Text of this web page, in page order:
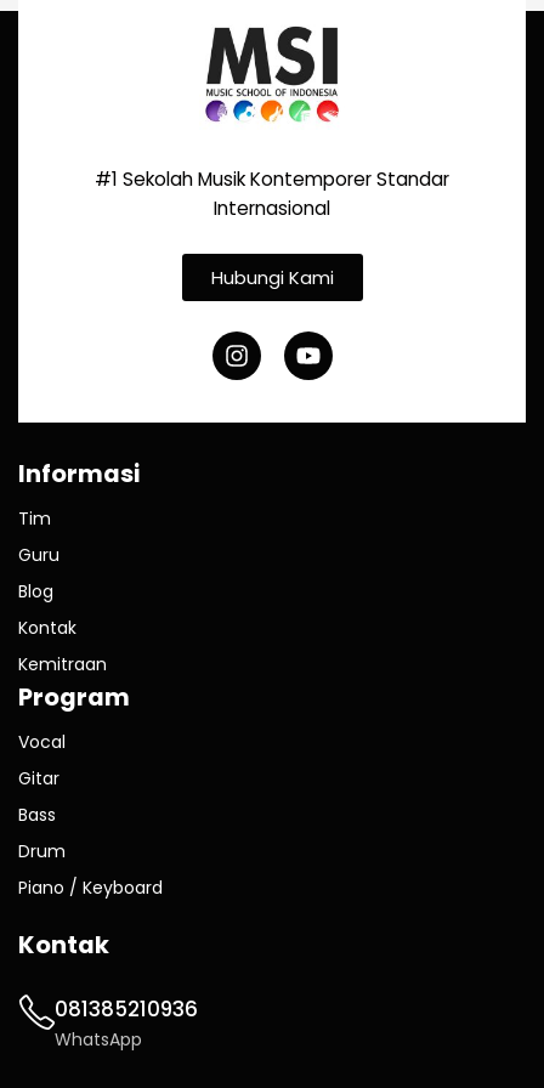
#1 Sekolah Musik Kontemporer Standar
Internasional
Hubungi Kami
Informasi
Tim
Guru
Blog
Kontak
Kemitraan
Program
Vocal
Gitar
Bass
Drum
Piano / Keyboard
Kontak
081385210936
WhatsApp